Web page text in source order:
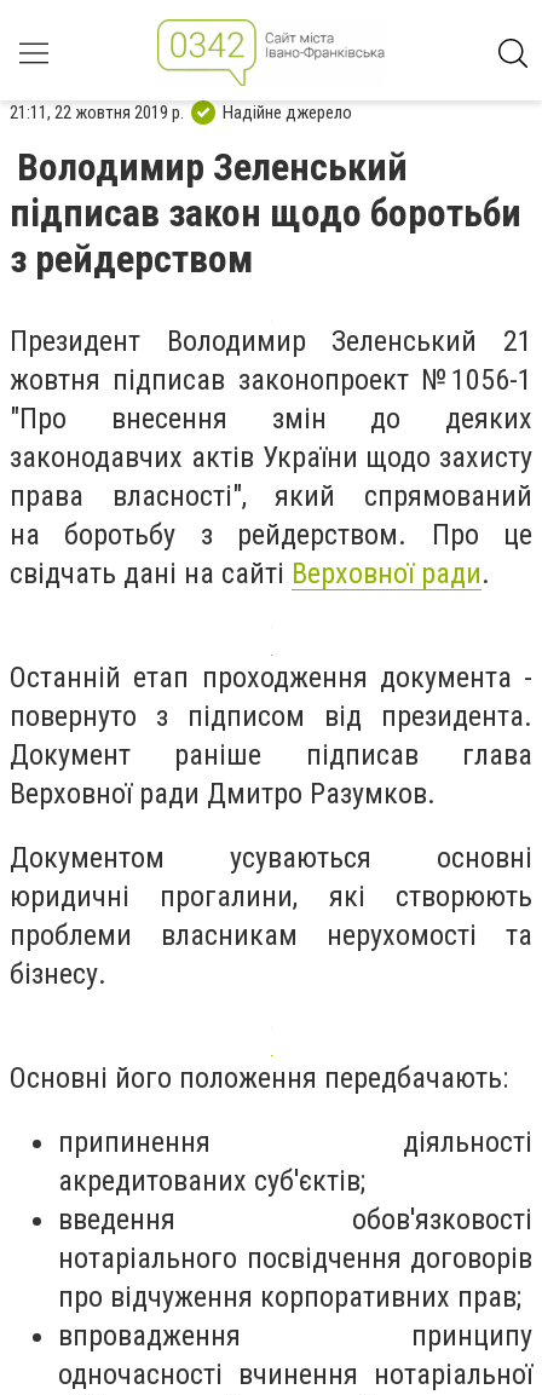
21:11, 22 жовтня 2019 р. Надійне джерело
Володимир Зеленський
підписав закон щодо боротьби
з рейдерством
Президент Володимир Зеленський 21
жовтня підписав законопроект №1056-1
"Про внесення змін до деяких
законодавчих актів України щодо захисту
права власності", який спрямований
на боротьбу з рейдерством. Про це
свідчать дані на сайті Верховної ради.
Останній етап проходження документа -
повернуто з підписом від президента.
Документ раніше підписав глава
Верховної ради Дмитро Разумков.
Документом усуваються основні
юридичні прогалини, які створюють
проблеми власникам нерухомості та
бізнесу.
Основні його положення передбачають:
припинення діяльності
акредитованих суб'єктів;
введення обов'язковості
нотаріального посвідчення договорів
про відчуження корпоративних прав;
впровадження принципу
одночасності вчинення нотаріальної